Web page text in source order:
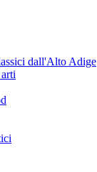
dall'Alto Adige